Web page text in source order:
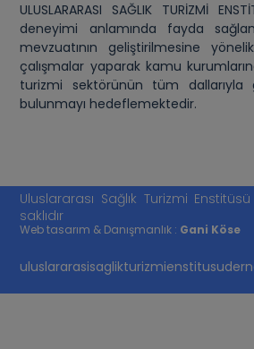
ULUSLARARASI SAĞLIK TURİZMİ
deneyimi anlamında fayda
mevzuatının geliştirilmesine
çalışmalar yaparak kamu
turizmi sektörünün tüm dallarıyla
bulunmayı hedeflemektedir.
Uluslararası Sağlık Turizmi
saklıdır
Web tasarım & Danışmanlık : Gani Köse